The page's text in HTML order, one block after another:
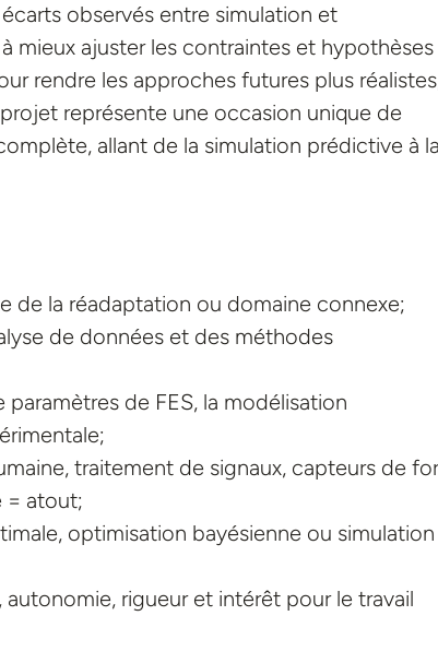
observés entre simulation et
mieux ajuster les contraintes et
rendre les approches futures plus
représente une occasion unique de
allant de la simulation prédictive à la
de la réadaptation ou domaine connexe;
de données et des méthodes
de FES, la modélisation
traitement de signaux, capteurs de
= atout;
optimisation bayésienne ou simulation
autonomie, rigueur et intérêt pour le travail